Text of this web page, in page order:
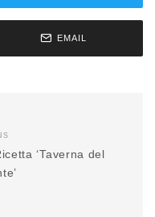
EMAIL
‘Taverna del